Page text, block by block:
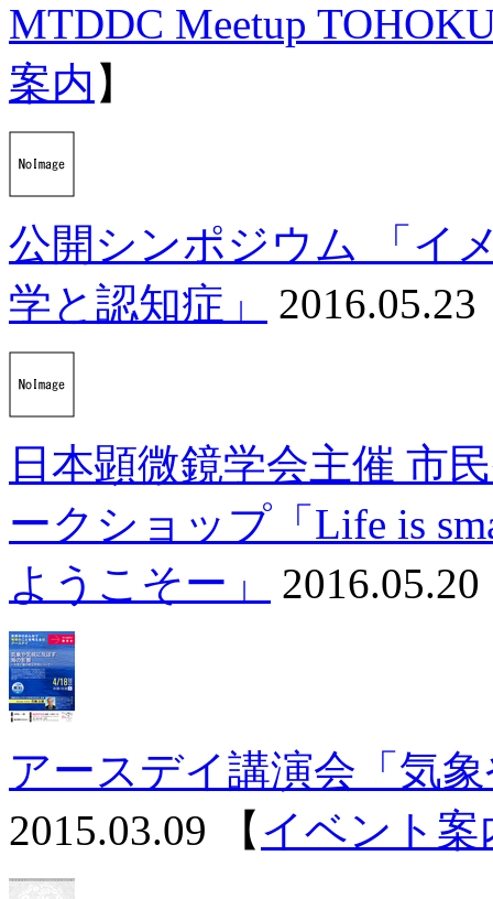
MTDDC Meetup
案内 】
公開シンポジウム 「イ
学と認知症」
2016.05.23
日本顕微鏡学会主催 市
ークショップ「Life is
ようこそー」
2016.05.20
アースデイ講演会「気
2015.03.09
【 イベント案